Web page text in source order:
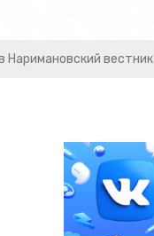
Наримановский вестник